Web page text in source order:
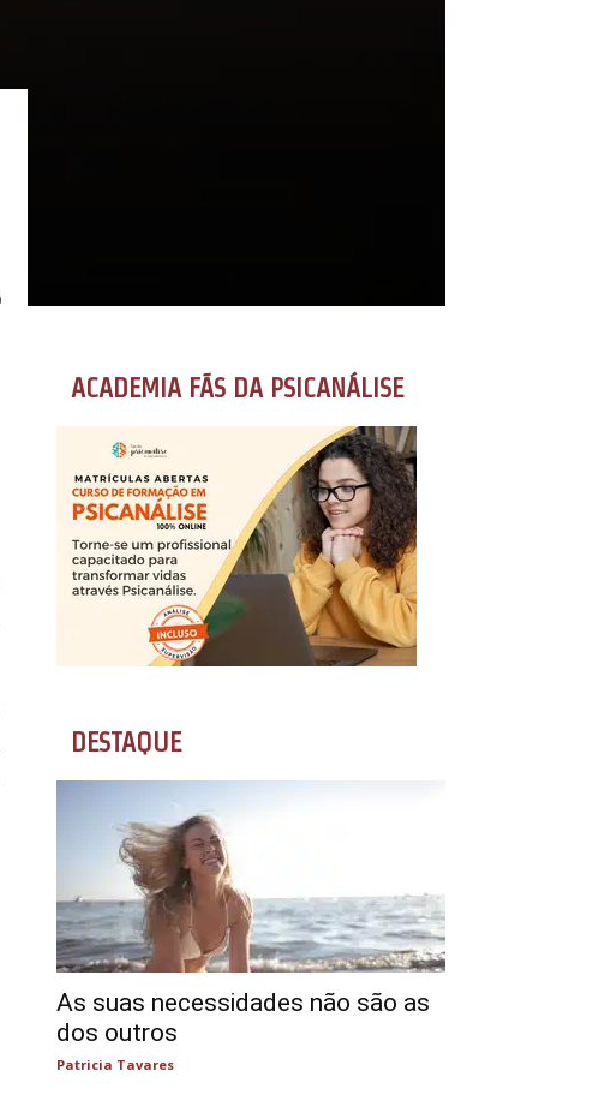
ACADEMIA FÃS DA PSICANÁLISE
DESTAQUE
As suas necessidades não são as
dos outros
Patricia Tavares